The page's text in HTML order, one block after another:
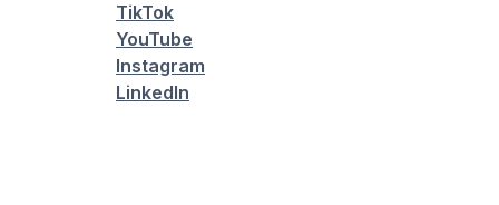
TikTok
YouTube
Instagram
LinkedIn